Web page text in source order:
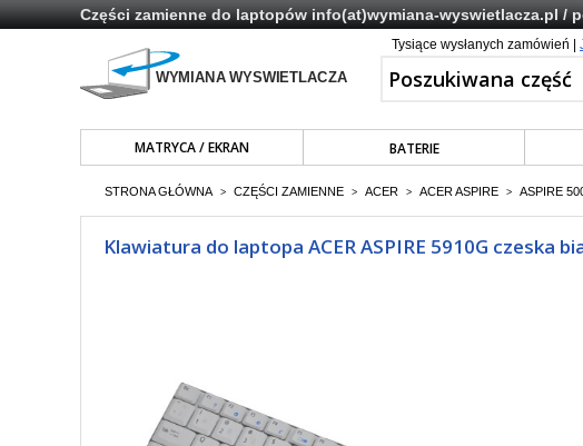
Części zamienne do laptopówinfo(at)wymiana-wyswietlacza.pl/
Tysiące wysłanych zamówień |
MATRYCA / EKRAN BATERIE
STRONA GŁÓWNA > CZĘŚCI ZAMIENNE > ACER > ACER ASPIRE > ASPIRE
Klawiatura do laptopa ACER ASPIRE 5910G czeska